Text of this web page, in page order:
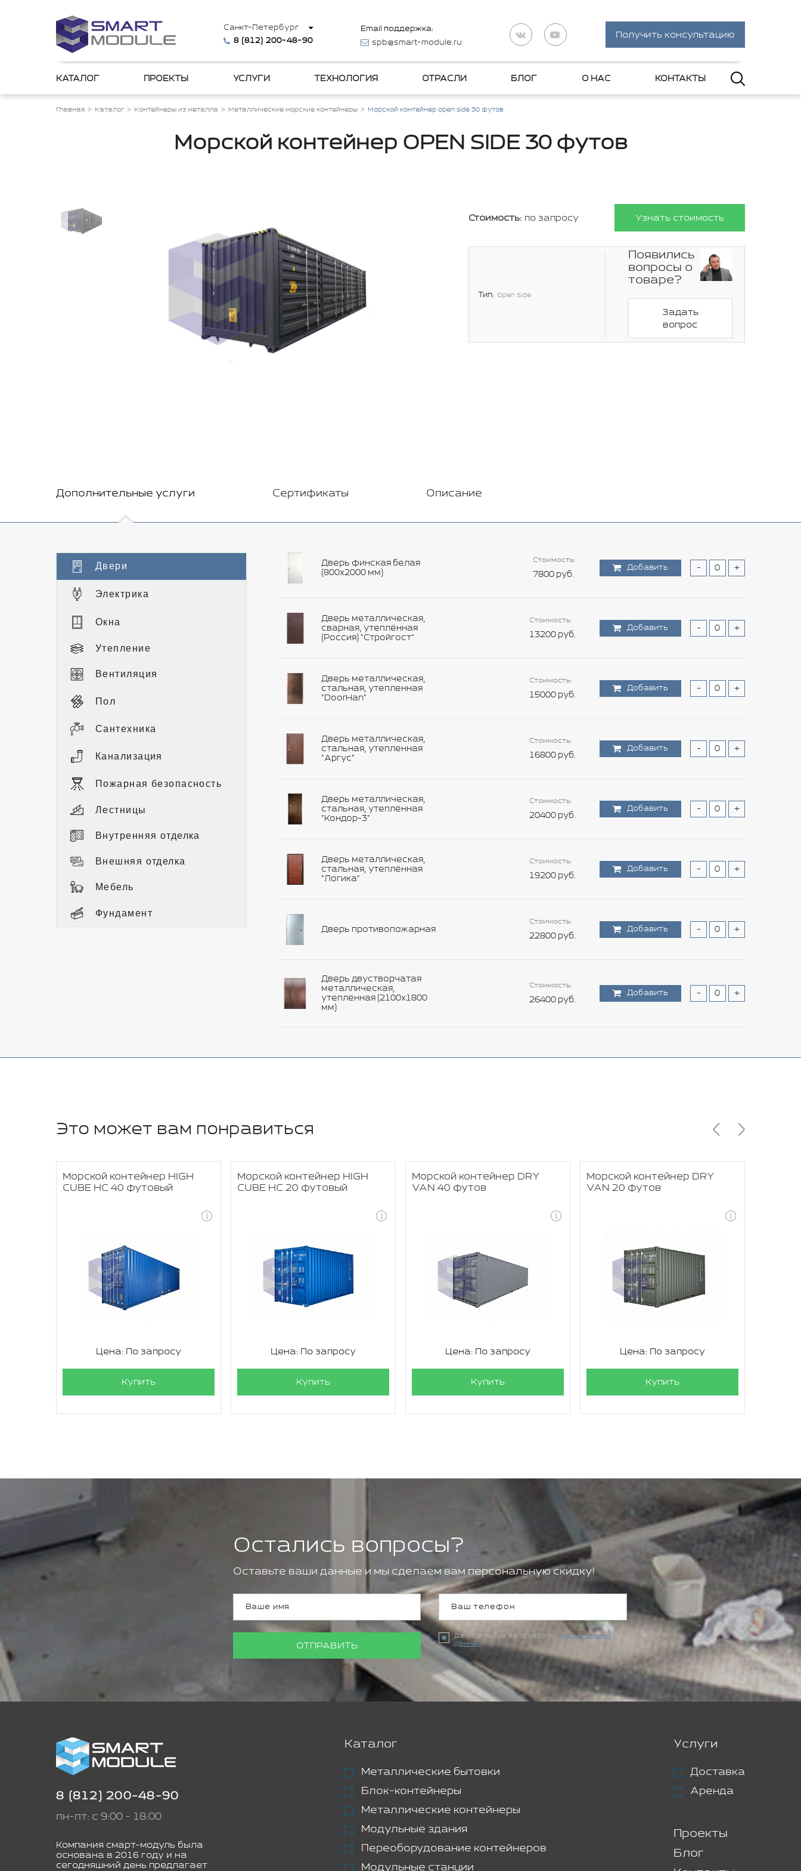
Санкт-Петербург
8 (812) 200-48-90
Email поддержка:
spb@smart-module.ru
Получить консультацию
КАТАЛОГ ПРОЕКТЫ УСЛУГИ ТЕХНОЛОГИЯ ОТРАСЛИ БЛОГ О НАС КОНТАКТЫ
Главная Каталог Контейнеры из металла Металлические морские контейнеры Морской контейнер open side 30 футов
Морской контейнер OPEN SIDE 30 футов
Стоимость: по запросу Узнать стоимость
Тип: Open Side
Появились
вопросы о
товаре?
Задать
вопрос
Дополнительные услуги Сертификаты Описание
Двери
Электрика
Окна
Утепление
Вентиляция
Пол
Сантехника
Канализация
Пожарная безопасность
Лестницы
Внутренняя отделка
Внешняя отделка
Мебель
Фундамент
Дверь финская белая
(800х2000 мм)
Стоимость:
7800 руб.
Добавить - +
Дверь металлическая,
сварная, утеплённая
(Россия) "Стройгост"
Стоимость:
13200 руб.
Добавить - +
Дверь металлическая,
стальная, утепленная
"DoorHan"
Стоимость:
15000 руб.
Добавить - +
Дверь металлическая,
стальная, утепленная
"Аргус"
Стоимость:
16800 руб.
Добавить - +
Дверь металлическая,
стальная, утеплённая
"Кондор-3"
Стоимость:
20400 руб.
Добавить - +
Дверь металлическая,
стальная, утеплённая
"Логика"
Стоимость:
19200 руб.
Добавить - +
Дверь противопожарная
Стоимость:
22800 руб.
Добавить - +
Дверь двустворчатая
металлическая,
утеплённая (2100х1800
мм)
Стоимость:
26400 руб.
Добавить - +
Это может вам понравиться
Морской контейнер HIGH
CUBE HC 40 футовый
Цена: По запросу
Купить
Морской контейнер HIGH
CUBE HC 20 футовый
Цена: По запросу
Купить
Морской контейнер DRY
VAN 40 футов
Цена: По запросу
Купить
Морской контейнер DRY
VAN 20 футов
Цена: По запросу
Купить
Остались вопросы?
Оставьте ваши данные и мы сделаем вам персональную скидку!
ОТПРАВИТЬ
Даю согласие на обработку персональных
данных
8 (812) 200-48-90
пн-пт: с 9:00 - 18:00
Компания смарт-модуль была
основана в 2016 году и на
сегодняшний день предлагает
Каталог
Металлические бытовки
Блок-контейнеры
Металлические контейнеры
Модульные здания
Переоборудование контейнеров
Модульные станции
Услуги
Доставка
Аренда
Проекты
Блог